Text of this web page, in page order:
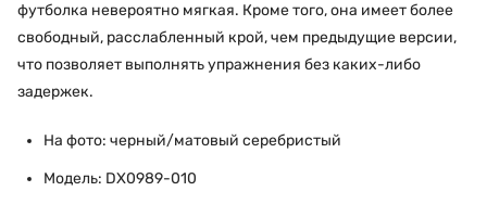
футболка невероятно мягкая. Кроме того, она имеет более
свободный, расслабленный крой, чем предыдущие версии,
что позволяет выполнять упражнения без каких-либо
задержек.
На фото: черный/матовый серебристый
Модель: DX0989-010